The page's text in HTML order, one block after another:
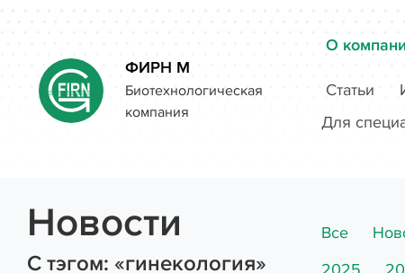
Введите поисковый запрос и нажмите «Enter»
ФИРН М
Биотехнологическая
компания
О
Статьи
Для
Новости
C тэгом: «гинекология»
Все